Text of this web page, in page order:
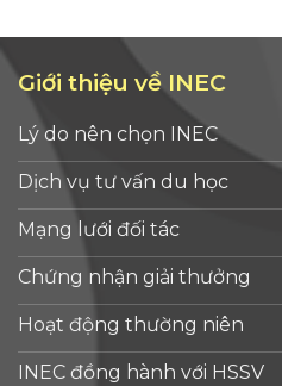
Giới thiệu về INEC
Lý do nên chọn INEC
Dịch vụ tư vấn du học
Mạng lưới đối tác
Chứng nhận giải thưởng
Hoạt động thường niên
INEC đồng hành với HSSV